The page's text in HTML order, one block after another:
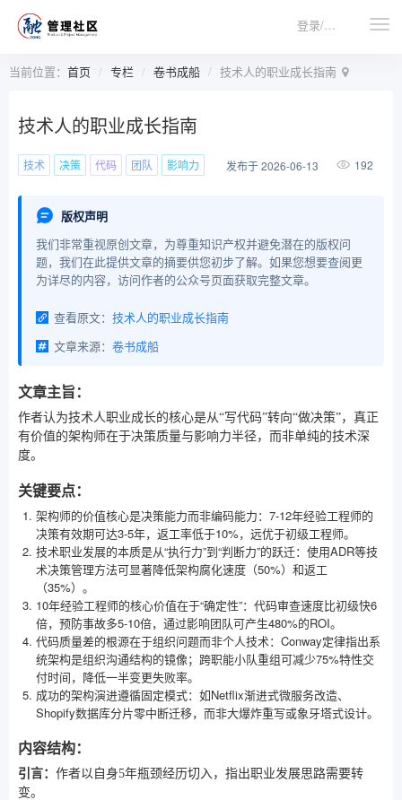
登录/注册
当前位置： 首页 专栏 卷书成船 技术人的职业成长指南
技术人的职业成长指南
技术 决策 代码 团队 影响力 发布于 2026-06-13 192
版权声明
我们非常重视原创文章，为尊重知识产权并避免潜在的版权问
题，我们在此提供文章的摘要供您初步了解。如果您想要查阅更
为详尽的内容，访问作者的公众号页面获取完整文章。
查看原文： 技术人的职业成长指南
文章来源： 卷书成船
文章主旨：
作者认为技术人职业成长的核心是从“写代码”转向“做决策”，真正
有价值的架构师在于决策质量与影响力半径，而非单纯的技术深
度。
关键要点：
架构师的价值核心是决策能力而非编码能力：7-12年经验工程师的
决策有效期可达3-5年，返工率低于10%，远优于初级工程师。
技术职业发展的本质是从“执行力”到“判断力”的跃迁：使用ADR等技
术决策管理方法可显著降低架构腐化速度（50%）和返工
（35%）。
10年经验工程师的核心价值在于“确定性”：代码审查速度比初级快6
倍，预防事故多5-10倍，通过影响团队可产生480%的ROI。
代码质量差的根源在于组织问题而非个人技术：Conway定律指出系
统架构是组织沟通结构的镜像；跨职能小队重组可减少75%特性交
付时间，降低一半变更失败率。
成功的架构演进遵循固定模式：如Netflix渐进式微服务改造、
Shopify数据库分片零中断迁移，而非大爆炸重写或象牙塔式设计。
内容结构：
引言： 作者以自身5年瓶颈经历切入，指出职业发展思路需要转
变。